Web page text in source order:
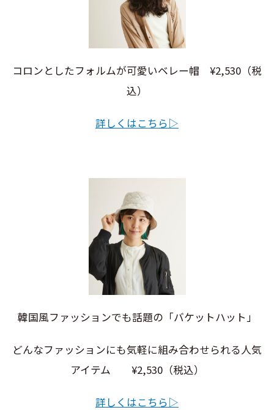
コロンとしたフォルムが可愛いベレー帽 ¥2,530（税
込）
詳しくはこちら▷
韓国風ファッションでも話題の「バケットハット」
どんなファッションにも気軽に組み合わせられる人気
アイテム ¥2,530（税込）
詳しくはこちら▷